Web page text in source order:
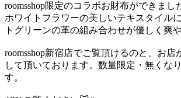
roomsshop限定のコラボお財布ができまし
ホワイトフラワーの美しいテキスタイル
トグリーンの革の組み合わせが優しく爽
roomsshop新宿店でご覧頂けるのと、お店
して頂いております。数量限定・無くな
す。